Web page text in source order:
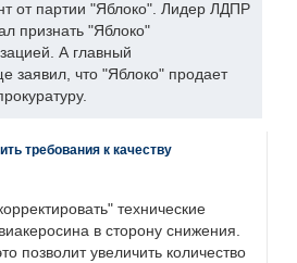
от партии "Яблоко". Лидер ЛДПР
признать "Яблоко"
А главный
заявил, что "Яблоко" продает
требования к качеству
технические
в сторону снижения.
позволит увеличить количество